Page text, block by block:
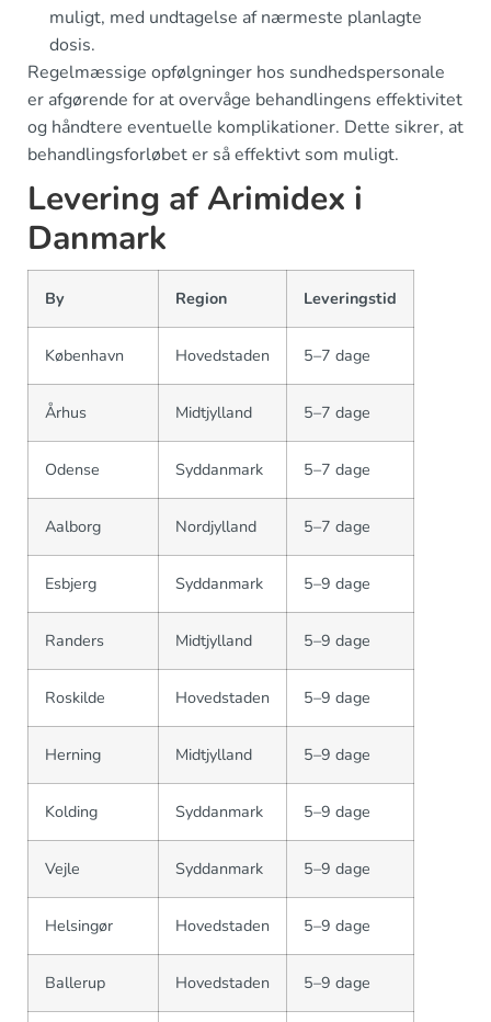
muligt, med undtagelse af nærmeste planlagte
dosis.
Regelmæssige opfølgninger hos sundhedspersonale
er afgørende for at overvåge behandlingens effektivitet
og håndtere eventuelle komplikationer. Dette sikrer, at
behandlingsforløbet er så effektivt som muligt.
Levering af Arimidex i
Danmark
By Region Leveringstid
København Hovedstaden 5–7 dage
Århus Midtjylland 5–7 dage
Odense Syddanmark 5–7 dage
Aalborg Nordjylland 5–7 dage
Esbjerg Syddanmark 5–9 dage
Randers Midtjylland 5–9 dage
Roskilde Hovedstaden 5–9 dage
Herning Midtjylland 5–9 dage
Kolding Syddanmark 5–9 dage
Vejle Syddanmark 5–9 dage
Helsingør Hovedstaden 5–9 dage
Ballerup Hovedstaden 5–9 dage